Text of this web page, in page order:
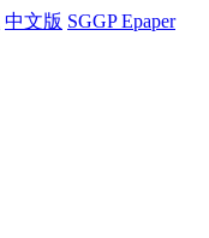
中文版 SGGP Epaper